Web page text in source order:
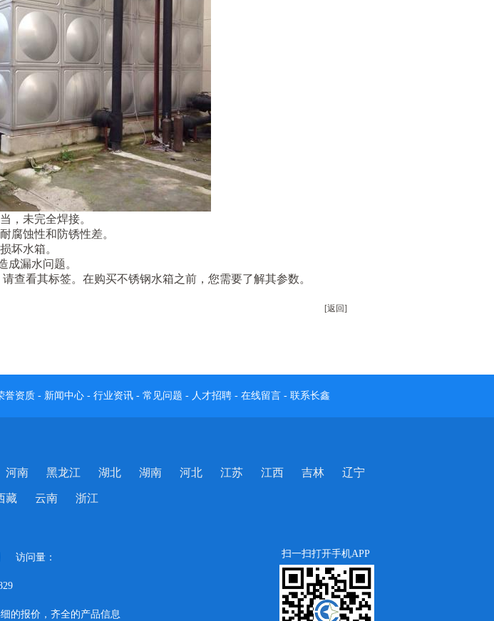
，未完全焊接。
腐蚀性和防锈性差。
坏水箱。
成漏水问题。
查看其标签。在购买不锈钢水箱之前，您需要了解其参数。
[返回]
誉资质 - 新闻中心 - 行业资讯 - 常见问题 - 人才招聘 - 在线留言 - 联系长鑫
河南 黑龙江 湖北 湖南 河北 江苏 江西 吉林 辽宁
藏 云南 浙江
访问量：
的报价，齐全的产品信息
扫一扫打开手机APP